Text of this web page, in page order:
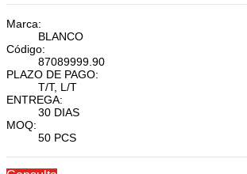
Marca:
BLANCO
Código:
87089999.90
PLAZO DE PAGO:
T/T, L/T
ENTREGA:
30 DIAS
MOQ:
50 PCS